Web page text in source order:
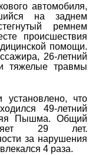
автомобиля,
на заднем
ремнем
происшествия
помощи.
26-летний
тяжелые травмы
установлено, что
49-летний
Пышма. Общий
29 лет.
за нарушения
4 раза.